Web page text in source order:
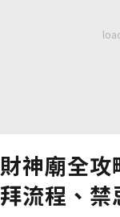
財神廟全
拜流程、禁